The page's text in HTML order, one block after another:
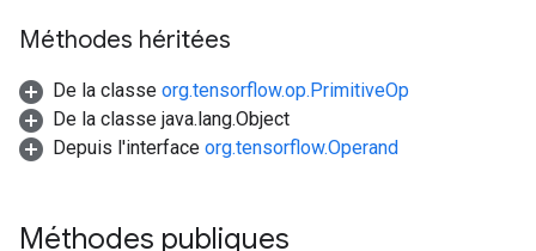
Méthodes héritées
De la classe org.tensorflow.op.PrimitiveOp
De la classe java.lang.Object
Depuis l'interface org.tensorflow.Operand
Méthodes publiques